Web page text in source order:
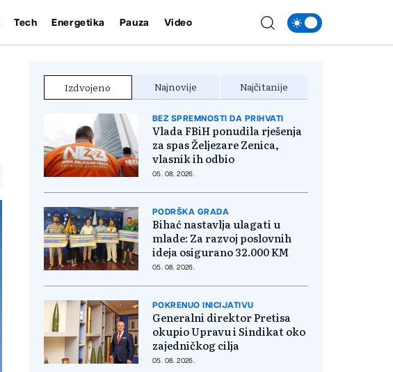
Tech Energetika Pauza Video
Izdvojeno Najnovije Najčitanije
BEZ SPREMNOSTI DA PRIHVATI
Vlada FBiH ponudila rješenja
za spas Željezare Zenica,
vlasnik ih odbio
05. 08. 2026.
PODRŠKA GRADA
Bihać nastavlja ulagati u
mlade: Za razvoj poslovnih
ideja osigurano 32.000 KM
05. 08. 2026.
POKRENUO INICIJATIVU
Generalni direktor Pretisa
okupio Upravu i Sindikat oko
zajedničkog cilja
05. 08. 2026.